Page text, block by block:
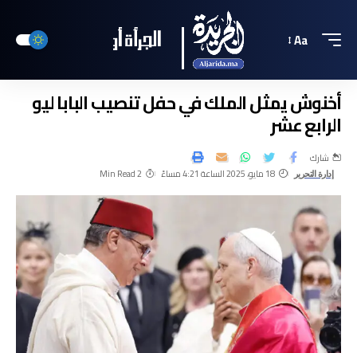
Aa
أخنوش يمثل الملك في حفل تنصيب البابا ليو
الرابع عشر
إدارة التحرير 18 مايو، 2025 الساعة 4:21 مساءً 2 Min Read
شارك